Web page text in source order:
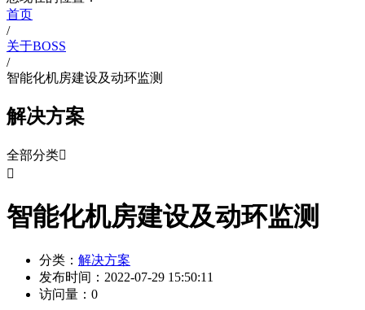
首页
/
关于BOSS
/
智能化机房建设及动环监测
解决方案
全部分类

智能化机房建设及动环监测
分类： 解决方案
发布时间： 2022-07-29 15:50:11
访问量： 0